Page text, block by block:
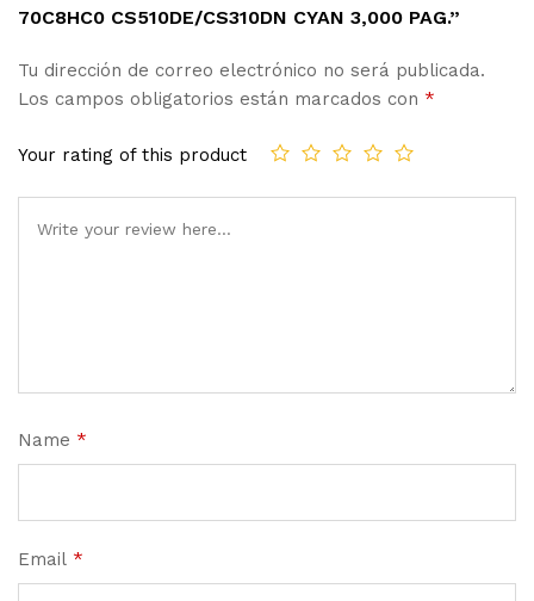
70C8HC0 CS510DE/CS310DN CYAN 3,000 PAG.”
Tu dirección de correo electrónico no será publicada.
Los campos obligatorios están marcados con *
Your rating of this product
Name *
Email *